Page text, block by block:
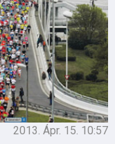
2013. Ápr. 15. 10:57